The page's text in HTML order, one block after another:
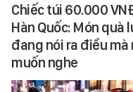
Chiếc túi 60.000
Hàn Quốc: Món
đang nói ra điều
muốn nghe